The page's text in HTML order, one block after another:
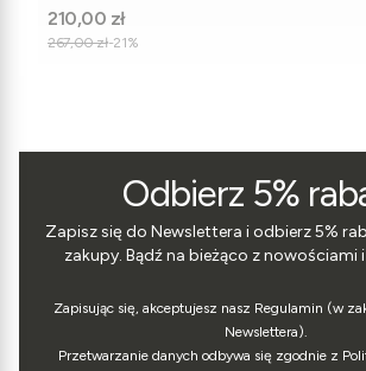
Cena promocyjna
210,00 zł
267,00 zł-21%
Odbierz 5%
Zapisz się do Newslettera i odbierz 5%
zakupy. Bądź na bieżąco z
Zapisując się, akceptujesz nasz Regulamin (w
Newslettera).
Przetwarzanie danych odbywa się zgodnie z